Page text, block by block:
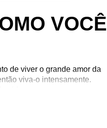
VOCÊ
de viver o grande amor da
viva-o intensamente.
vida.